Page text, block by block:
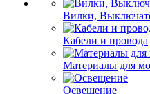
Вилки,
Кабели и провода
Материалы для
Освещение